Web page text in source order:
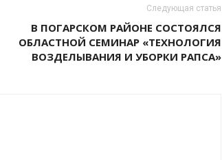
Следующая статья
В ПОГАРСКОМ РАЙОНЕ СОСТОЯЛСЯ
ОБЛАСТНОЙ СЕМИНАР «ТЕХНОЛОГИЯ
ВОЗДЕЛЫВАНИЯ И УБОРКИ РАПСА»